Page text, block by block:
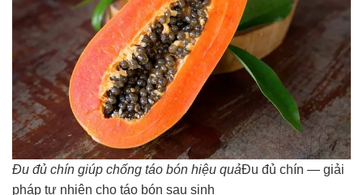
Đu đủ chín giúp chống táo bón hiệu quảĐu đủ chín — giải
pháp tự nhiên cho táo bón sau sinh